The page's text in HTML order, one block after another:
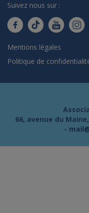
Suivez nous sur :
Mentions légales
Politique de
66, avenue du
-